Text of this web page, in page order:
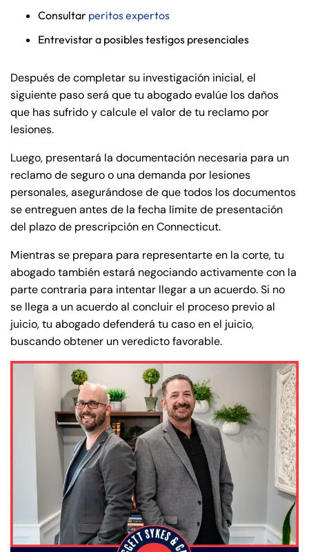
Consultar peritos expertos
Entrevistar a posibles testigos presenciales
Después de completar su investigación inicial, el
siguiente paso será que tu abogado evalúe los daños
que has sufrido y calcule el valor de tu reclamo por
lesiones.
Luego, presentará la documentación necesaria para un
reclamo de seguro o una demanda por lesiones
personales, asegurándose de que todos los documentos
se entreguen antes de la fecha límite de presentación
del plazo de prescripción en Connecticut.
Mientras se prepara para representarte en la corte, tu
abogado también estará negociando activamente con la
parte contraria para intentar llegar a un acuerdo. Si no
se llega a un acuerdo al concluir el proceso previo al
juicio, tu abogado defenderá tu caso en el juicio,
buscando obtener un veredicto favorable.